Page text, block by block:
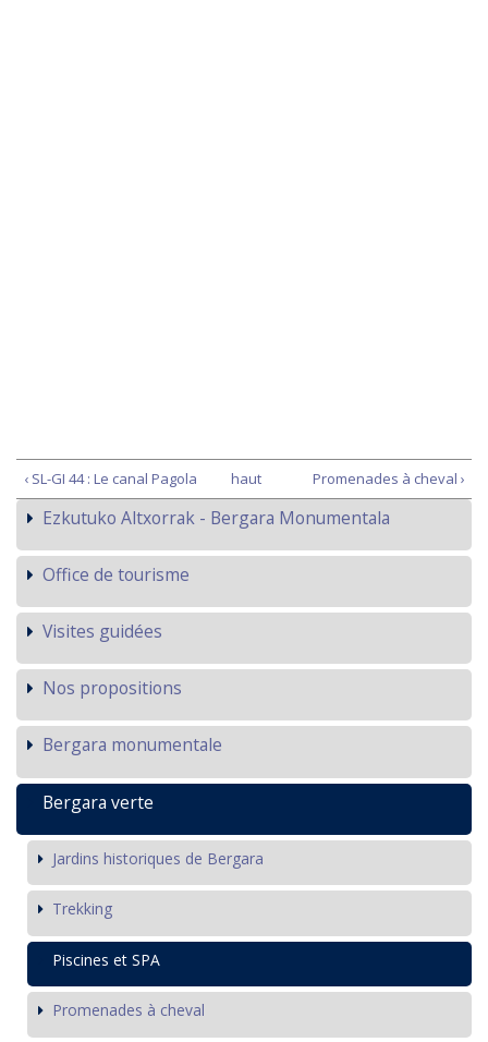
‹ SL-GI 44 : Le canal Pagola haut Promenades à cheval ›
Ezkutuko Altxorrak - Bergara Monumentala
Office de tourisme
Visites guidées
Nos propositions
Bergara monumentale
Bergara verte
Jardins historiques de Bergara
Trekking
Piscines et SPA
Promenades à cheval